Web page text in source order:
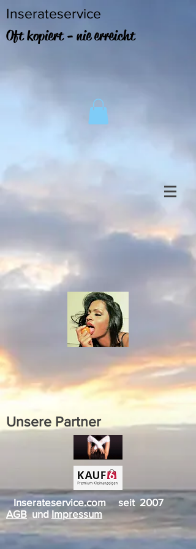
Inserateservice
Oft kopiert - nie erreicht
Unsere Partner
Inserateservice.com seit 2007
AGBundImpressum